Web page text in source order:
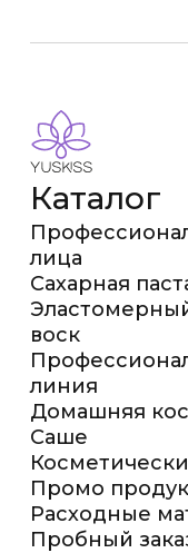
Каталог
лица
Сахарная
воск
линия
Домашняя
Саше
Промо
Расходные
Пробный